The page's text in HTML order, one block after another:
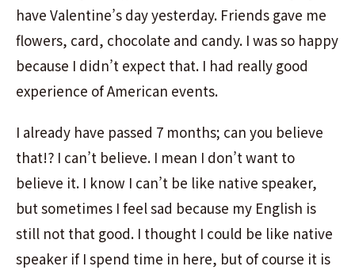
have Valentine’s day yesterday. Friends gave me
flowers, card, chocolate and candy. I was so happy
because I didn’t expect that. I had really good
experience of American events.
I already have passed 7 months; can you believe
that!? I can’t believe. I mean I don’t want to
believe it. I know I can’t be like native speaker,
but sometimes I feel sad because my English is
still not that good. I thought I could be like native
speaker if I spend time in here, but of course it is